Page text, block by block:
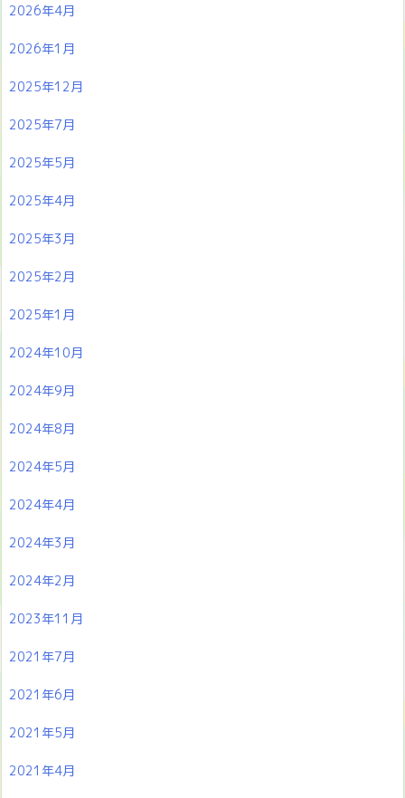
2026年4月
2026年1月
2025年12月
2025年7月
2025年5月
2025年4月
2025年3月
2025年2月
2025年1月
2024年10月
2024年9月
2024年8月
2024年5月
2024年4月
2024年3月
2024年2月
2023年11月
2021年7月
2021年6月
2021年5月
2021年4月